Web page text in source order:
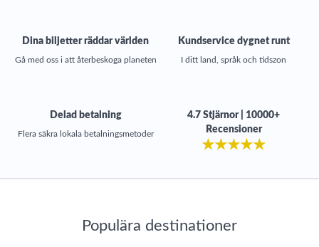
Dina biljetter räddar världen
Gå med oss i att återbeskoga planeten
Kundservice dygnet runt
I ditt land, språk och tidszon
Delad betalning
Flera säkra lokala betalningsmetoder
4.7 Stjärnor | 10000+
Recensioner
★★★★★
Populära destinationer